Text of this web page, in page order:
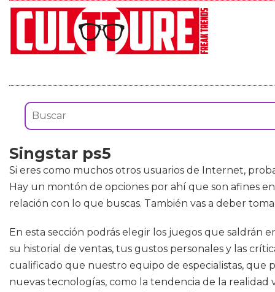
Singstar ps5
Si eres como muchos otros usuarios de Internet,
Hay un montón de opciones por ahí que son afines
relación con lo que buscas. También vas a deber
En esta sección podrás elegir los juegos que
su historial de ventas, tus gustos personales y las
cualificado que nuestro equipo de especialistas, que
nuevas tecnologías, como la tendencia de la